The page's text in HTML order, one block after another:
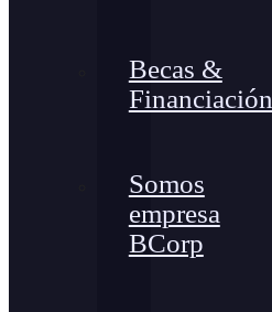
Becas &
Financiación
Somos
empresa
BCorp